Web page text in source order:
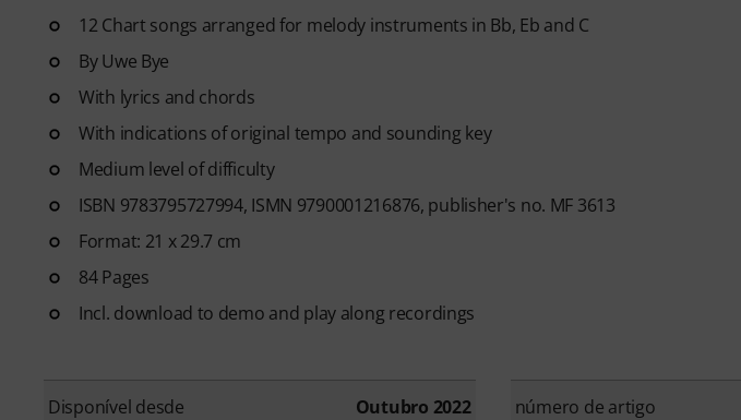
12 Chart songs arranged for melody instruments in Bb, Eb and C
By Uwe Bye
With lyrics and chords
With indications of original tempo and sounding key
Medium level of difficulty
ISBN 9783795727994, ISMN 9790001216876, publisher's no. MF 3613
Format: 21 x 29.7 cm
84 Pages
Incl. download to demo and play along recordings
Disponível desde Outubro 2022 número de artigo